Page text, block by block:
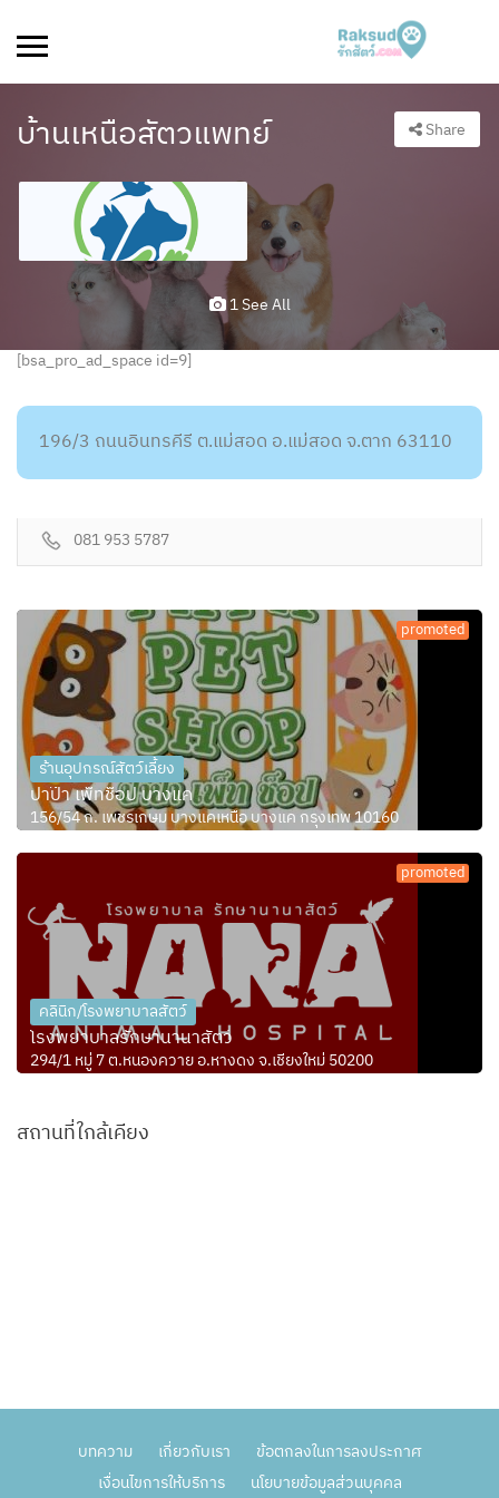
บ้านเหนือสัตวแพทย์ Share
1 See All
[bsa_pro_ad_space id=9]
196/3 ถนนอินทรคีรี ต.แม่สอด อ.แม่สอด จ.ตาก 63110
081 953 5787
promoted
ร้านอุปกรณ์สัตว์เลี้ยง
ปาป๊า เพ็ทช็อป บางแค
156/54 ถ. เพชรเกษม บางแคเหนือ บางแค กรุงเทพ 10160
promoted
คลินิก/โรงพยาบาลสัตว์
โรงพยาบาลรักษานานาสัตว์
294/1 หมู่ 7 ต.หนองควาย อ.หางดง จ.เชียงใหม่ 50200
สถานที่ใกล้เคียง
บทความ เกี่ยวกับเรา
ข้อตกลงในการลงประกาศ
เงื่อนไขการให้บริการ
นโยบายข้อมูลส่วนบุคคล